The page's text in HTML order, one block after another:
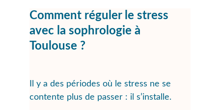
Comment réguler le stress
avec la sophrologie à
Toulouse ?
Il y a des périodes où le stress ne se
contente plus de passer : il s’installe.